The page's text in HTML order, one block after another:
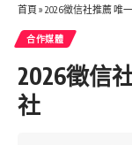
首頁 » 2026徵信社推薦 唯
合作媒體
2026徵信
社